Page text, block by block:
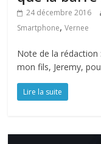
24 décembre 2016
Smartphone,Vernee
Note de la rédaction
mon fils, Jeremy,
Lire la suite